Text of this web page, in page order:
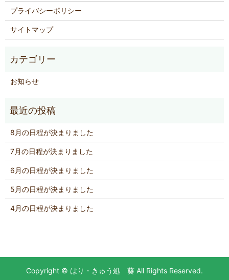
プライバシーポリシー
サイトマップ
お知らせ
8月の日程が決まりました
7月の日程が決まりました
6月の日程が決まりました
5月の日程が決まりました
4月の日程が決まりました
Copyright © はり・きゅう処 葵 All Rights Reserved.